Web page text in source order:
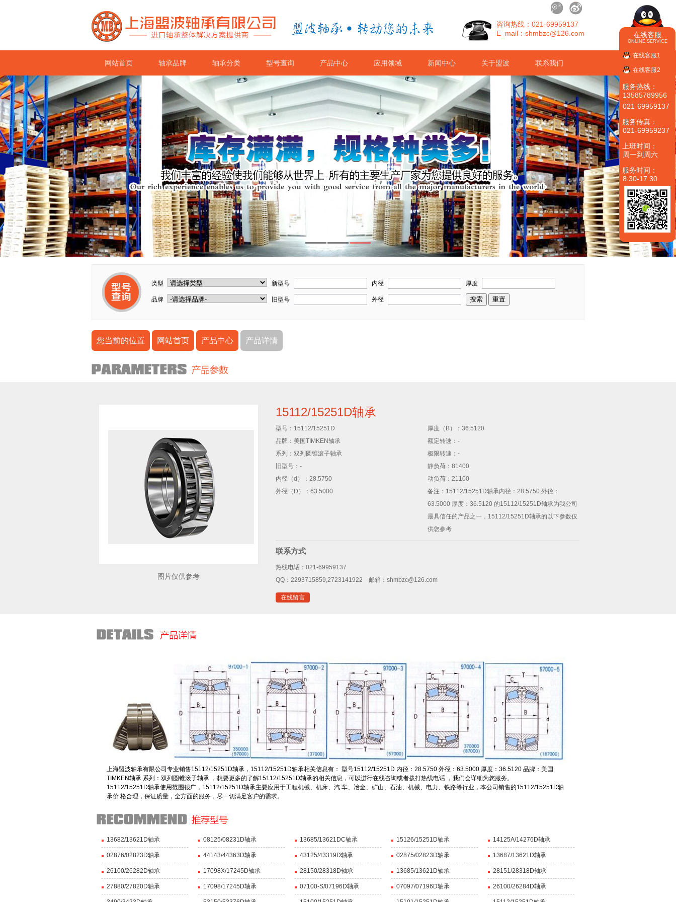
咨询热线：021-69959137
E_mail：shmbzc@126.com
网站首页 轴承品牌 轴承分类 型号查询 产品中心 应用领域 新闻中心 关于盟波 联系我们
1
类型 新型号 内径 厚度
品牌 旧型号 外径
您当前的位置 网站首页 产品中心 产品详情
图片仅供参考
15112/15251D轴承
型号： 15112/15251D 厚度（B）： 36.5120
品牌： 美国TIMKEN轴承 额定转速： -
系列： 双列圆锥滚子轴承 极限转速： -
旧型号： - 静负荷： 81400
内径（d）： 28.5750 动负荷： 21100
外径（D）： 63.5000 备注： 15112/15251D轴承内径：28.5750 外径：
63.5000 厚度：36.5120 的15112/15251D轴承为我公司
最具信任的产品之一，15112/15251D轴承的以下参数仅
供您参考
联系方式
热线电话：021-69959137
QQ：2293715859,2723141922 邮箱：shmbzc@126.com
在线留言
上海盟波轴承有限公司专业销售15112/15251D轴承，15112/15251D轴承相关信息有： 型号15112/15251D 内径：28.5750 外径：63.5000 厚度：36.5120 品牌：美国
TIMKEN轴承 系列：双列圆锥滚子轴承 ，想要更多的了解15112/15251D轴承的相关信息，可以进行在线咨询或者拨打热线电话 ，我们会详细为您服务。
15112/15251D轴承使用范围很广，15112/15251D轴承主要应用于工程机械、机床、汽 车、冶金、矿山、石油、机械、电力、铁路等行业，本公司销售的15112/15251D轴
承价 格合理，保证质量，全方面的服务，尽一切满足客户的需求。
13682/13621D轴承 08125/08231D轴承 13685/13621DC轴承 15126/15251D轴承 14125A/14276D轴承
02876/02823D轴承 44143/44363D轴承 43125/43319D轴承 02875/02823D轴承 13687/13621D轴承
26100/26282D轴承 17098X/17245D轴承 28150/28318D轴承 13685/13621D轴承 28151/28318D轴承
27880/27820D轴承 17098/17245D轴承 07100-S/07196D轴承 07097/07196D轴承 26100/26284D轴承
在线客服
ONLINE SERVICE
在线客服1
在线客服2
服务热线：
13585789956
021-69959137
服务传真：
021-69959237
上班时间：
周一到周六
服务时间：
8:30-17:30